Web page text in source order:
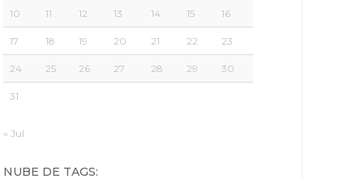
10 11 12 13 14 15 16
17 18 19 20 21 22 23
24 25 26 27 28 29 30
31
« Jul
NUBE DE TAGS: